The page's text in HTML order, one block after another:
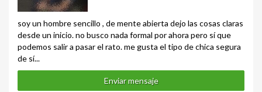
soy un hombre sencillo , de mente abierta dejo las cosas claras
desde un inicio. no busco nada formal por ahora pero sí que
podemos salir a pasar el rato. me gusta el tipo de chica segura
de sí...
Enviar mensaje